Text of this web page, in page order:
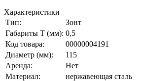
Характеристики
Тип:
Зонт
Габариты Т (мм): 0,5
Код товара:
00000004191
Диаметр (мм):
115
Аренда:
Нет
Материал:
нержавеющая сталь